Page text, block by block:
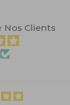
Nos Clients